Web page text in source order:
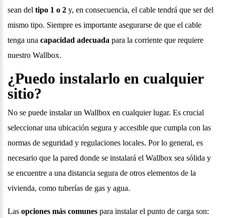
sean del tipo 1 o 2 y, en consecuencia, el cable tendrá que ser del
mismo tipo. Siempre es importante asegurarse de que el cable
tenga una capacidad adecuada para la corriente que requiere
nuestro Wallbox.
¿Puedo instalarlo en cualquier
sitio?
No se puede instalar un Wallbox en cualquier lugar. Es crucial
seleccionar una ubicación segura y accesible que cumpla con las
normas de seguridad y regulaciones locales. Por lo general, es
necesario que la pared donde se instalará el Wallbox sea sólida y
se encuentre a una distancia segura de otros elementos de la
vivienda, como tuberías de gas y agua.
Las opciones más comunes para instalar el punto de carga son: